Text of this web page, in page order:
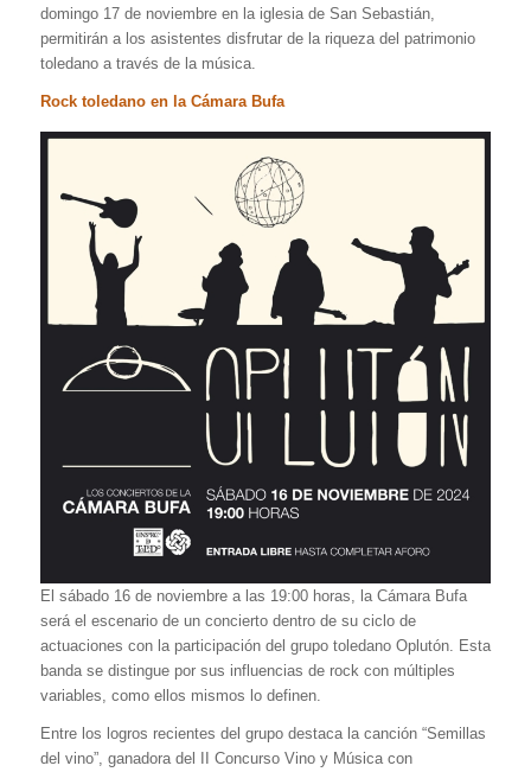
domingo 17 de noviembre en la iglesia de San Sebastián,
permitirán a los asistentes disfrutar de la riqueza del patrimonio
toledano a través de la música.
Rock toledano en la Cámara Bufa
El sábado 16 de noviembre a las 19:00 horas, la Cámara Bufa
será el escenario de un concierto dentro de su ciclo de
actuaciones con la participación del grupo toledano Oplutón. Esta
banda se distingue por sus influencias de rock con múltiples
variables, como ellos mismos lo definen.
Entre los logros recientes del grupo destaca la canción “Semillas
del vino”, ganadora del II Concurso Vino y Música con